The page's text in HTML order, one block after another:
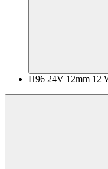
H96 24V 12mm 12